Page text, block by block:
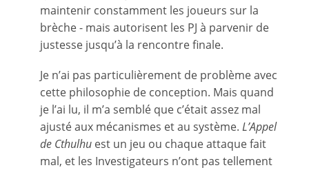
maintenir constamment les joueurs sur la
brèche - mais autorisent les PJ à parvenir de
justesse jusqu’à la rencontre finale.
Je n’ai pas particulièrement de problème avec
cette philosophie de conception. Mais quand
je l’ai lu, il m’a semblé que c’était assez mal
ajusté aux mécanismes et au système. L’Appel
de Cthulhu est un jeu ou chaque attaque fait
mal, et les Investigateurs n’ont pas tellement